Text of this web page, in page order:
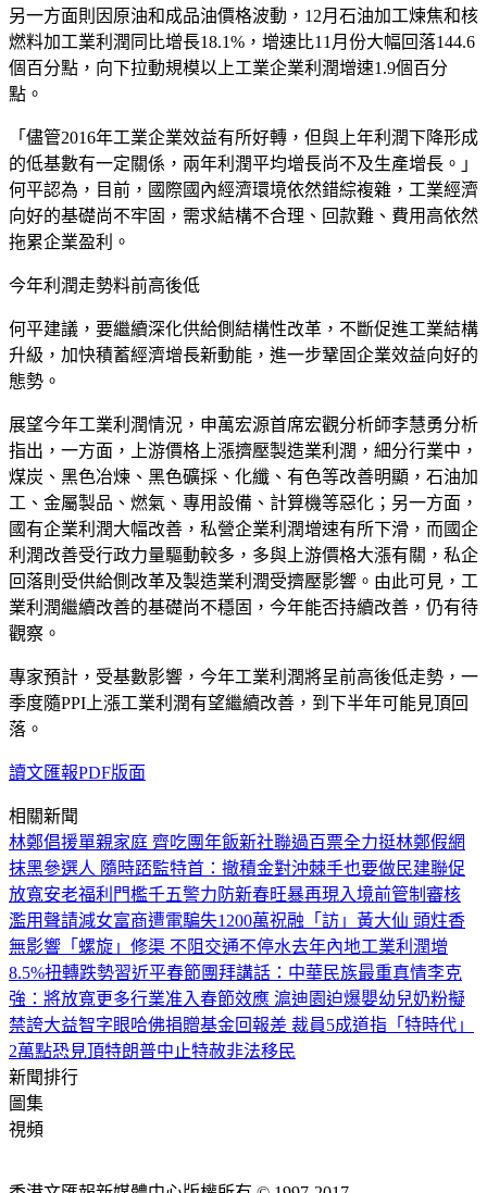
另一方面則因原油和成品油價格波動，12月石油加工煉焦和核
燃料加工業利潤同比增長18.1%，增速比11月份大幅回落144.6
個百分點，向下拉動規模以上工業企業利潤增速1.9個百分
點。
「儘管2016年工業企業效益有所好轉，但與上年利潤下降形成
的低基數有一定關係，兩年利潤平均增長尚不及生產增長。」
何平認為，目前，國際國內經濟環境依然錯綜複雜，工業經濟
向好的基礎尚不牢固，需求結構不合理、回款難、費用高依然
拖累企業盈利。
今年利潤走勢料前高後低
何平建議，要繼續深化供給側結構性改革，不斷促進工業結構
升級，加快積蓄經濟增長新動能，進一步鞏固企業效益向好的
態勢。
展望今年工業利潤情況，申萬宏源首席宏觀分析師李慧勇分析
指出，一方面，上游價格上漲擠壓製造業利潤，細分行業中，
煤炭、黑色冶煉、黑色礦採、化纖、有色等改善明顯，石油加
工、金屬製品、燃氣、專用設備、計算機等惡化；另一方面，
國有企業利潤大幅改善，私營企業利潤增速有所下滑，而國企
利潤改善受行政力量驅動較多，多與上游價格大漲有關，私企
回落則受供給側改革及製造業利潤受擠壓影響。由此可見，工
業利潤繼續改善的基礎尚不穩固，今年能否持續改善，仍有待
觀察。
專家預計，受基數影響，今年工業利潤將呈前高後低走勢，一
季度隨PPI上漲工業利潤有望繼續改善，到下半年可能見頂回
落。
讀文匯報PDF版面
相關新聞
林鄭倡援單親家庭 齊吃團年飯新社聯過百票全力挺林鄭假網
抹黑參選人 隨時踎監特首：撤積金對沖棘手也要做民建聯促
放寬安老福利門檻千五警力防新春旺暴再現 入境前管制審核
濫用聲請減女富商遭電騙失1200萬祝融「訪」黃大仙 頭炷香
無影響 「螺旋」修渠 不阻交通不停水去年內地工業利潤增
8.5%扭轉跌勢習近平春節團拜講話：中華民族最重真情李克
強：將放寬更多行業准入春節效應 滬迪園迫爆嬰幼兒奶粉擬
禁誇大益智字眼哈佛捐贈基金回報差 裁員5成道指「特時代」
2萬點恐見頂特朗普中止特赦非法移民
新聞排行
圖集
視頻